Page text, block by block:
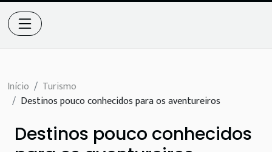
Início
Turismo
Destinos pouco conhecidos para os aventureiros
Destinos pouco conhecidos